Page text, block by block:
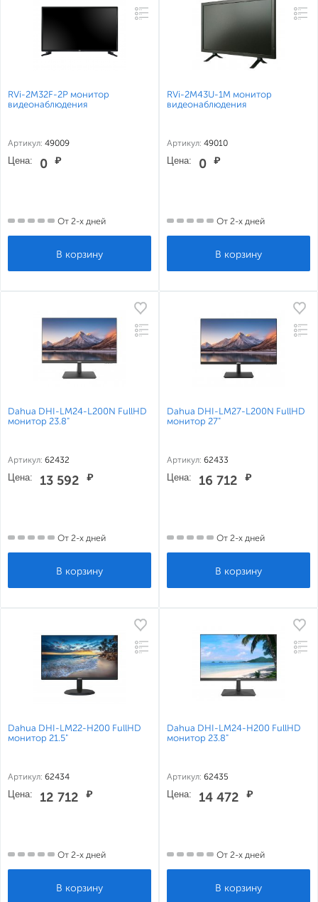
RVi-2M32F-2P монитор
видеонаблюдения
Артикул: 49009
Цена: 0 ₽
От 2-х дней
RVi-2M43U-1M монитор
видеонаблюдения
Артикул: 49010
Цена: 0 ₽
От 2-х дней
Dahua DHI-LM24-L200N FullHD
монитор 23.8"
Артикул: 62432
Цена: 13 592 ₽
От 2-х дней
Dahua DHI-LM27-L200N FullHD
монитор 27"
Артикул: 62433
Цена: 16 712 ₽
От 2-х дней
Dahua DHI-LM22-H200 FullHD
монитор 21.5"
Артикул: 62434
Цена: 12 712 ₽
От 2-х дней
Dahua DHI-LM24-H200 FullHD
монитор 23.8"
Артикул: 62435
Цена: 14 472 ₽
От 2-х дней